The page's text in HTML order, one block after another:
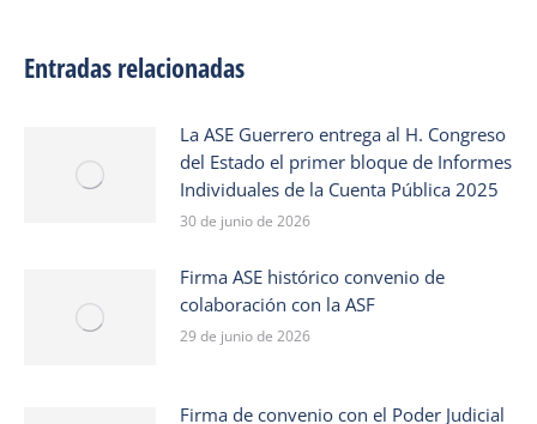
entradas
Entradas relacionadas
La ASE Guerrero entrega al H. Congreso
del Estado el primer bloque de Informes
Individuales de la Cuenta Pública 2025
30 de junio de 2026
Firma ASE histórico convenio de
colaboración con la ASF
29 de junio de 2026
Firma de convenio con el Poder Judicial